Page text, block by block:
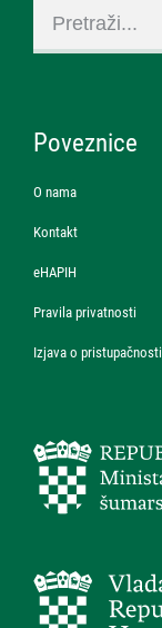
Poveznice
O nama
Kontakt
eHAPIH
Pravila privatnosti
Izjava o pristupačnosti